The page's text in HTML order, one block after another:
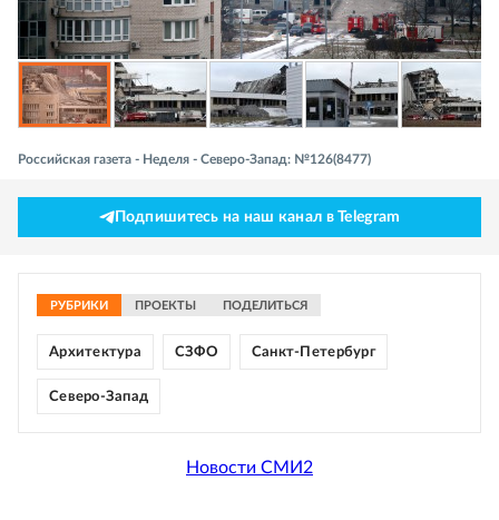
Российская газета - Неделя - Северо-Запад: №126(8477)
Подпишитесь на наш канал в Telegram
РУБРИКИ ПРОЕКТЫ ПОДЕЛИТЬСЯ
Архитектура СЗФО Санкт-Петербург
Северо-Запад
Новости СМИ2